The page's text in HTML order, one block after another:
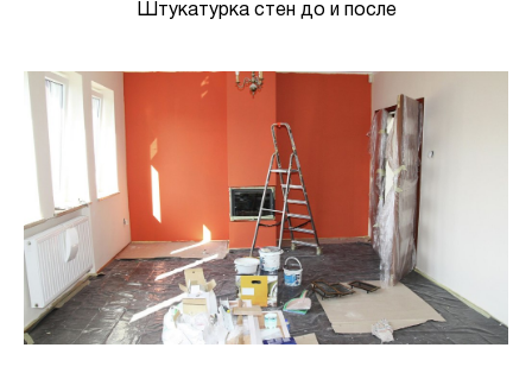
Штукатурка стен до и после